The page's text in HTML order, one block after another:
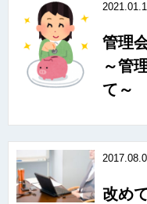
管理
～管
て～
改め